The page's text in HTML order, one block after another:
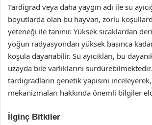
Tardigrad veya daha yaygın adı ile su
boyutlarda olan bu hayvan, zorlu
yeteneği ile tanınır. Yüksek sıcaklardan
yoğun radyasyondan yüksek basınca
koşula dayanabilir. Su ayıcıkları, bu
uzayda bile varlıklarını
tardigradların genetik yapısını
mekanizmaları hakkında önemli bilgiler
İlginç Bitkiler